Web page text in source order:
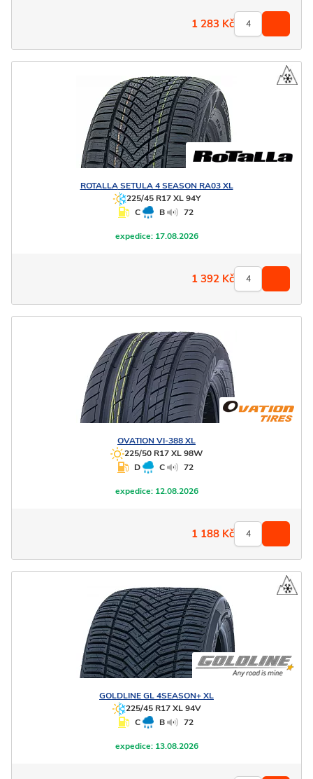
1 283 Kč
ROTALLASETULA 4 SEASON RA03 XL
225/45 R17 XL 94Y
C
B 72
expedice:17.08.2026
1 392 Kč
OVATION VI-388 XL
225/50 R17 XL 98W
D
C 72
expedice:12.08.2026
1 188 Kč
GOLDLINEGL 4SEASON+ XL
225/45 R17 XL 94V
C
B 72
expedice:13.08.2026